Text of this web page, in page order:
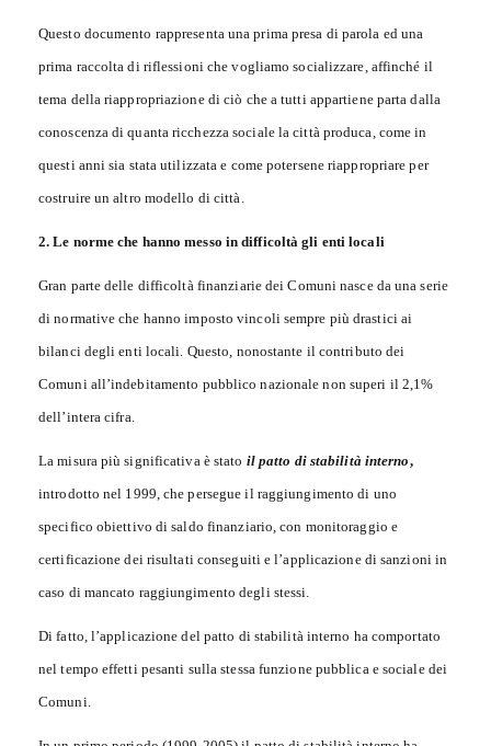
Questo documento rappresenta una prima presa di parola ed una
prima raccolta di riflessioni che vogliamo socializzare, affinché il
tema della riappropriazione di ciò che a tutti appartiene parta dalla
conoscenza di quanta ricchezza sociale la città produca, come in
questi anni sia stata utilizzata e come potersene riappropriare per
costruire un altro modello di città.
2. Le norme che hanno messo in difficoltà gli enti locali
Gran parte delle difficoltà finanziarie dei Comuni nasce da una serie
di normative che hanno imposto vincoli sempre più drastici ai
bilanci degli enti locali. Questo, nonostante il contributo dei
Comuni all’indebitamento pubblico nazionale non superi il 2,1%
dell’intera cifra.
La misura più significativa è stato il patto di stabilità interno,
introdotto nel 1999, che persegue il raggiungimento di uno
specifico obiettivo di saldo finanziario, con monitoraggio e
certificazione dei risultati conseguiti e l’applicazione di sanzioni in
caso di mancato raggiungimento degli stessi.
Di fatto, l’applicazione del patto di stabilità interno ha comportato
nel tempo effetti pesanti sulla stessa funzione pubblica e sociale dei
Comuni.